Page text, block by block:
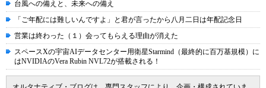
台風への備えと、未来への備え
「ご年配には難しいんですよ」と君が言ったから八月二日は年配記念日
営業は終わった（１）会ってもらえる理由が消えた
スペースXの宇宙AIデータセンター用衛星Starmind（最終的に百万基規模）に
はNVIDIAのVera Rubin NVL72が搭載される！